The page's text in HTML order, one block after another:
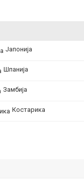
Јапонија
Шпанија
Замбија
Костарика